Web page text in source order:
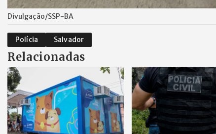
Divulgação/SSP-BA
Polícia Salvador
Relacionadas